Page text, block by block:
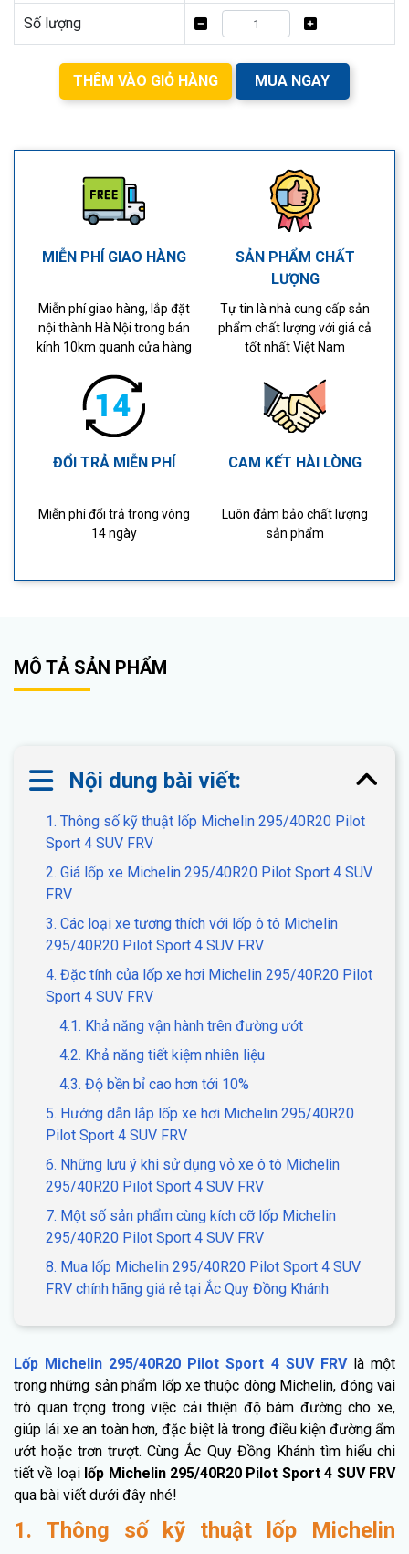
Số lượng
THÊM VÀO GIỎ HÀNG MUA NGAY
MIỄN PHÍ GIAO HÀNG
Miễn phí giao hàng, lắp đặt
nội thành Hà Nội trong bán
kính 10km quanh cửa hàng
SẢN PHẨM CHẤT
LƯỢNG
Tự tin là nhà cung cấp sản
phẩm chất lượng với giá cả
tốt nhất Việt Nam
ĐỔI TRẢ MIỄN PHÍ
Miễn phí đổi trả trong vòng
14 ngày
CAM KẾT HÀI LÒNG
Luôn đảm bảo chất lượng
sản phẩm
MÔ TẢ SẢN PHẨM
Nội dung bài viết:
1. Thông số kỹ thuật lốp Michelin 295/40R20 Pilot
Sport 4 SUV FRV
2. Giá lốp xe Michelin 295/40R20 Pilot Sport 4 SUV
FRV
3. Các loại xe tương thích với lốp ô tô Michelin
295/40R20 Pilot Sport 4 SUV FRV
4. Đặc tính của lốp xe hơi Michelin 295/40R20 Pilot
Sport 4 SUV FRV
4.1. Khả năng vận hành trên đường ướt
4.2. Khả năng tiết kiệm nhiên liệu
4.3. Độ bền bỉ cao hơn tới 10%
5. Hướng dẫn lắp lốp xe hơi Michelin 295/40R20
Pilot Sport 4 SUV FRV
6. Những lưu ý khi sử dụng vỏ xe ô tô Michelin
295/40R20 Pilot Sport 4 SUV FRV
7. Một số sản phẩm cùng kích cỡ lốp Michelin
295/40R20 Pilot Sport 4 SUV FRV
8. Mua lốp Michelin 295/40R20 Pilot Sport 4 SUV
FRV chính hãng giá rẻ tại Ắc Quy Đồng Khánh
Lốp Michelin 295/40R20 Pilot Sport 4 SUV FRVlà một
trong những sản phẩm lốp xe thuộc dòng Michelin, đóng vai
trò quan trọng trong việc cải thiện độ bám đường cho xe,
giúp lái xe an toàn hơn, đặc biệt là trong điều kiện đường ẩm
ướt hoặc trơn trượt. Cùng Ắc Quy Đồng Khánh tìm hiểu chi
tiết về loại lốp Michelin 295/40R20 Pilot Sport 4 SUV FRV
qua bài viết dưới đây nhé!
1. Thông số kỹ thuật lốp Michelin